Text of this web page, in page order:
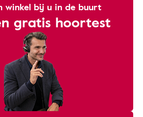
winkel bij u in de buurt
gratis hoortest